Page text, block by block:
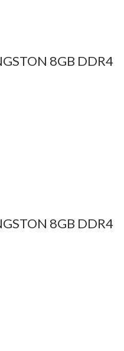
8GB DDR4
8GB DDR4